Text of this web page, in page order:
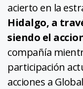
acierto en la
Hidalgo, a
siendo el
compañía
participación
acciones a